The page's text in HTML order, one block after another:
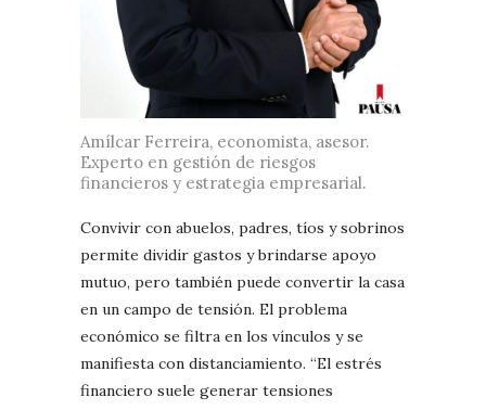
Amílcar Ferreira, economista, asesor.
Experto en gestión de riesgos
financieros y estrategia empresarial.
Convivir con abuelos, padres, tíos y sobrinos
permite dividir gastos y brindarse apoyo
mutuo, pero también puede convertir la casa
en un campo de tensión. El problema
económico se filtra en los vínculos y se
manifiesta con distanciamiento. “El estrés
financiero suele generar tensiones